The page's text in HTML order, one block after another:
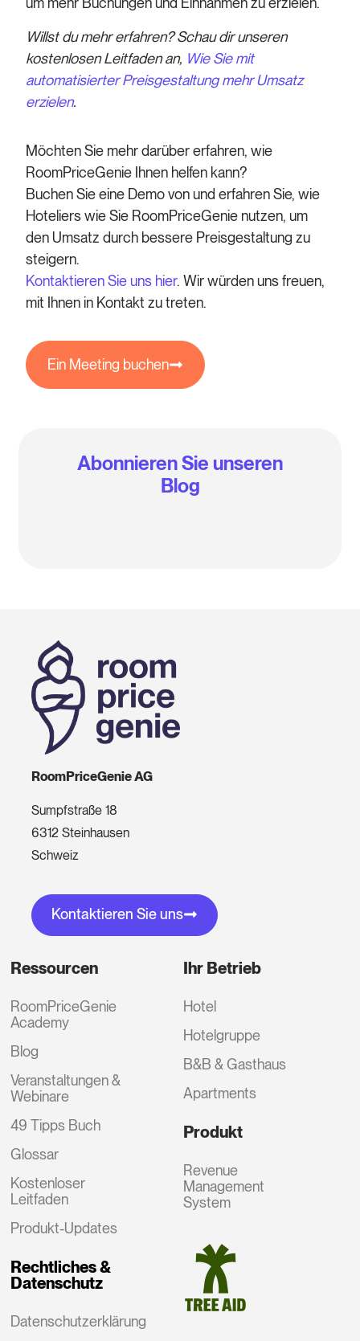
Willst du mehr erfahren? Schau dir unseren
kostenlosen Leitfaden an, Wie Sie mit
automatisierter Preisgestaltung mehr Umsatz
erzielen.
Möchten Sie mehr darüber erfahren, wie
RoomPriceGenie Ihnen helfen kann?
Buchen Sie eine Demo von und erfahren Sie, wie
Hoteliers wie Sie RoomPriceGenie nutzen, um
den Umsatz durch bessere Preisgestaltung zu
steigern.
Kontaktieren Sie uns hier. Wir würden uns freuen,
mit Ihnen in Kontakt zu treten.
Ein Meeting buchen
Abonnieren Sie unseren
Blog
RoomPriceGenie AG
Sumpfstraße 18
6312 Steinhausen
Schweiz
Kontaktieren Sie uns
Ressourcen
RoomPriceGenie
Academy
Blog
Veranstaltungen &
Webinare
49 Tipps Buch
Glossar
Kostenloser
Leitfaden
Produkt-Updates
Rechtliches &
Datenschutz
Datenschutzerklärung
Ihr Betrieb
Hotel
Hotelgruppe
B&B & Gasthaus
Apartments
Produkt
Revenue
Management
System